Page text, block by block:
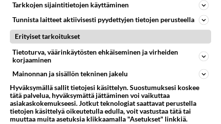
edullisesti :) hyviä vehkeitä joihin muut eivät
pysty vastaamaan samassa hintaluokassa, eli
ykköskriteerini ei ole laatu vaan auto
kokoinaisuutena jos tuijottaisin laatua pelkästään
autoni ei olisi Alfa eikä liioin Audi eikä BMW. En
ole myöskään mikään masokisti :) että jaksaisin
katsella pitkään autoa jota saisi kuukausittain
korjailla pajalla.Omat Alfani ovat olleet aivan
käypäisiä laitteita eikä ylimääräisiä
korjausreissuja ole pahemmin tarvinnut tehdä.
Tarkkojen sijaintitietojen käyttäminen
Tunnista laitteet aktiivisesti pyydettyjen tietojen perusteella
Erityiset tarkoitukset
Tietoturva, väärinkäytösten ehkäiseminen ja virheiden
korjaaminen
Mainonnan ja sisällön tekninen jakelu
Hyväksymällä sallit tietojesi käsittelyn. Suostumuksesi koskee
tätä palvelua, hyväksymättä jättäminen voi vaikuttaa
asiakaskokemukseesi. Jotkut teknologiat saattavat perustella
tietojen käsittelyä oikeutetulla edulla, voit vastustaa tätä tai
muuttaa muita asetuksia klikkaamalla "Asetukset" linkkiä.